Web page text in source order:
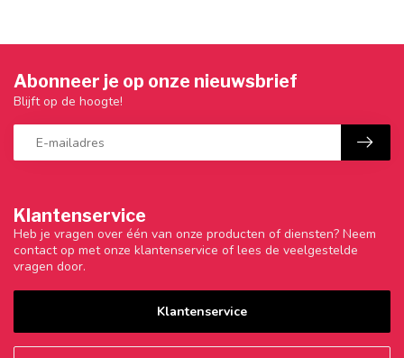
Klantenservice
Heb je vragen over één van onze producten of diensten? Neem
contact op met onze klantenservice of lees de veelgestelde
vragen door.
Klantenservice
Abonneer je op onze nieuwsbrief
Blijft op de hoogte!